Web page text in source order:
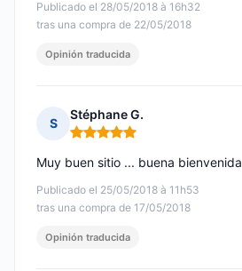
Publicado el 28/05/2018 à 16h32
tras una compra de 22/05/2018
Opinión traducida
S
Stéphane G.
Nota: 5 de 5
Publicado el 25/05/2018 à 11h53
tras una compra de 17/05/2018
Muy buen sitio ... buena bienvenida
Opinión traducida